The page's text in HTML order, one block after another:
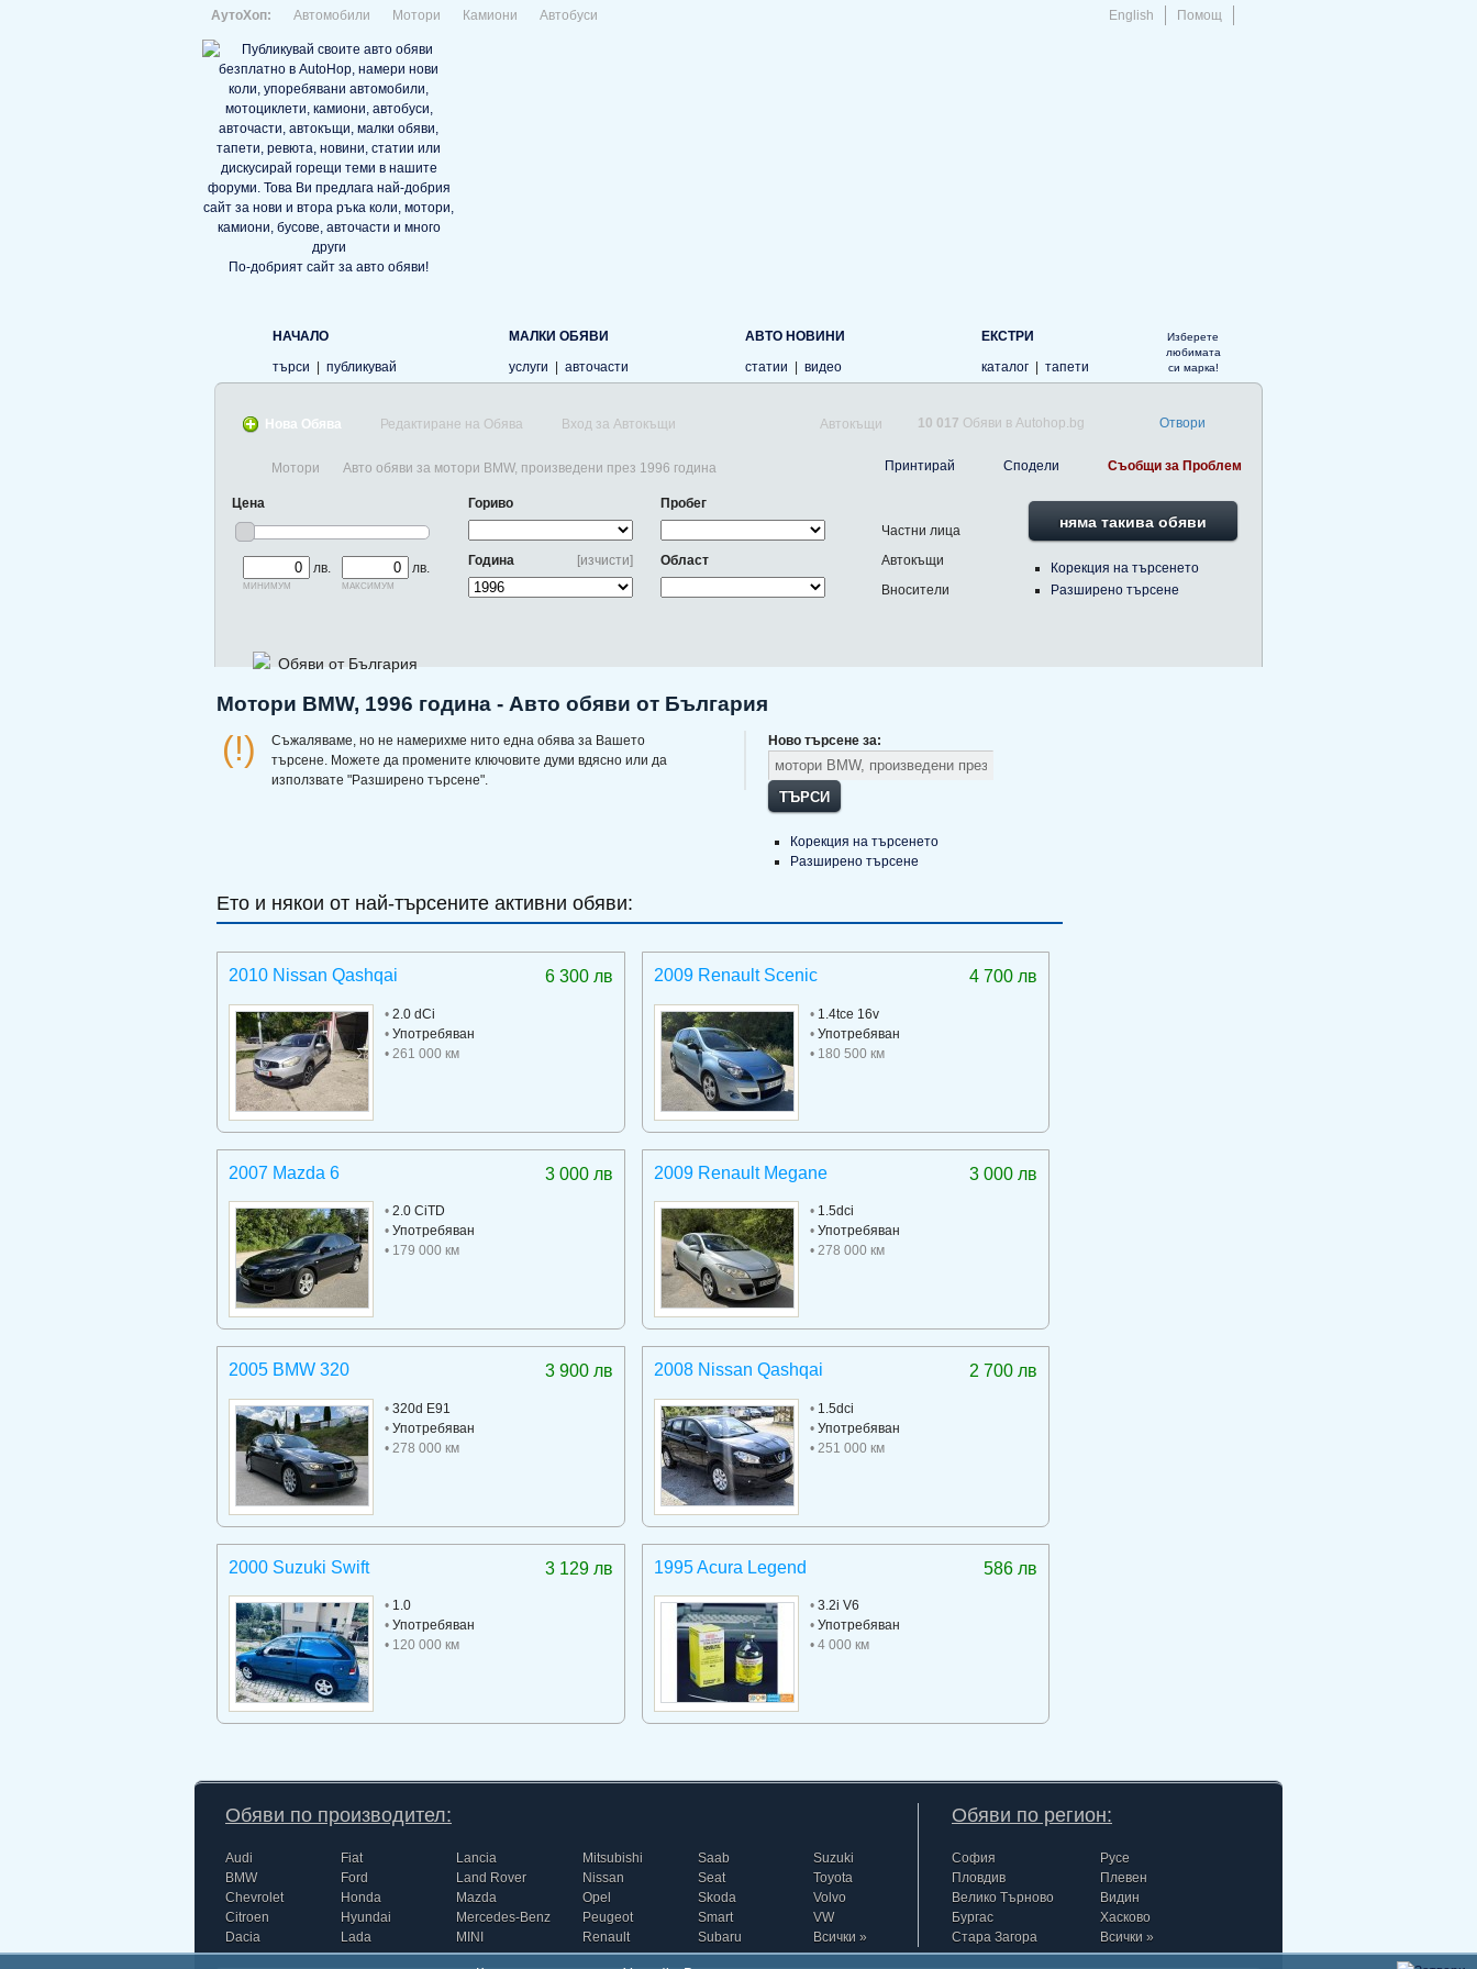
English Помощ
АутоХоп: Автомобили Мотори Камиони Автобуси
По-добрият сайт за авто обяви!
НАЧАЛО
търси
публикувай
МАЛКИ ОБЯВИ
услуги
авточасти
АВТО НОВИНИ
статии
видео
ЕКСТРИ
каталог
тапети
Изберете
любимата
си марка!
Нова Обява Редактиране на Обява Вход за Автокъщи Автокъщи 10 017 Обяви в Autohop.bg Отвори
Принтирай Сподели Съобщи за Проблем
Мотори Авто обяви за мотори BMW, произведени през 1996 година
Цена
лв.
минимум
лв.
максимум
Гориво
[изчисти]
Година
Пробег
Област
Частни лица
Автокъщи
Вносители
няма такива обяви
Корекция на търсенето
Разширено търсене
Обяви от България
Мотори BMW, 1996 година - Авто обяви от България
(!)
Съжаляваме, но не намерихме нито една обява за Вашето
търсене. Можете да промените ключовите думи вдясно или да
използвате "Разширено търсене".
Ново търсене за:
ТЪРСИ
Корекция на търсенето
Разширено търсене
Ето и някои от най-търсените активни обяви:
6 300 лв
2010 Nissan Qashqai
• 2.0 dCi
• Употребяван
• 261 000 км
4 700 лв
2009 Renault Scenic
•1.4tce 16v
•Употребяван
• 180 500 км
3 000 лв
2007 Mazda 6
• 2.0 CiTD
• Употребяван
• 179 000 км
3 000 лв
2009 Renault Megane
•1.5dci
•Употребяван
• 278 000 км
3 900 лв
2005 BMW 320
• 320d E91
• Употребяван
• 278 000 км
2 700 лв
2008 Nissan Qashqai
•1.5dci
•Употребяван
• 251 000 км
3 129 лв
2000 Suzuki Swift
• 1.0
• Употребяван
• 120 000 км
586 лв
1995 Acura Legend
•3.2i V6
•Употребяван
• 4 000 км
Обяви по производител:
Audi
BMW
Chevrolet
Citroen
Dacia
Fiat
Ford
Honda
Hyundai
Lada
Lancia
Land Rover
Mazda
Mercedes-Benz
MINI
Mitsubishi
Nissan
Opel
Peugeot
Renault
Saab
Seat
Skoda
Smart
Subaru
Suzuki
Toyota
Volvo
VW
Всички »
Обяви по регион:
София
Пловдив
Велико Търново
Бургас
Стара Загора
Русе
Плевен
Видин
Хасково
Всички »